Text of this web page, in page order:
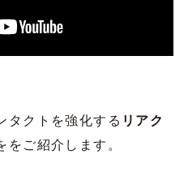
タクトを強化する リアク
をご紹介します。